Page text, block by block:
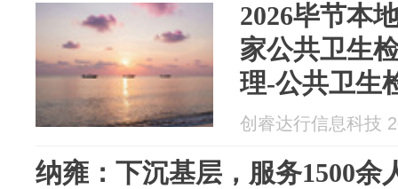
2026毕节本
家公共卫生
理-公共卫生
告卫生许可
创睿达行信息科技
纳雍：下沉基层，服务1500余